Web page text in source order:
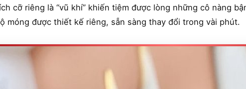
cỡ riêng là “vũ khí” khiến tiệm được lòng những cô nàng
móng được thiết kế riêng, sẵn sàng thay đổi trong vài phút.